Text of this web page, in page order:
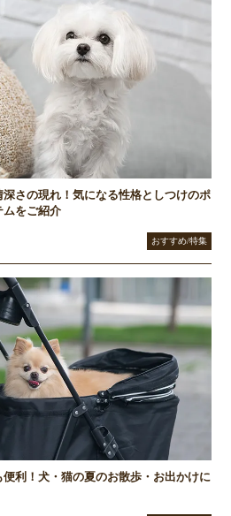
さの現れ！気になる性格としつけのポ
ムをご紹介
おすすめ/特集
利！犬・猫の夏のお散歩・お出かけに